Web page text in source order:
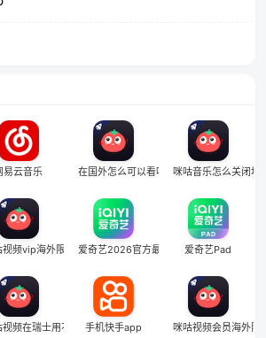
位修改到中国国内
易云音乐 在国外怎么可以看咪咕视频咪咕音乐怎么关闭地
么回事
视频vip海外限制怎么解除啊爱奇艺2026官方最新版 爱奇艺Pad
视频在瑞士用不了怎么办手机快手app 咪咕视频会员海外限